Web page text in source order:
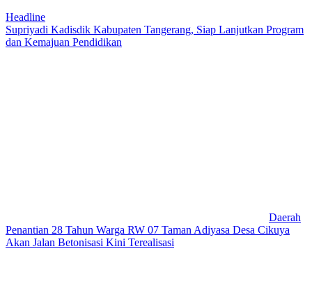
Headline
Supriyadi Kadisdik Kabupaten Tangerang, Siap Lanjutkan Program
dan Kemajuan Pendidikan
Daerah
Penantian 28 Tahun Warga RW 07 Taman Adiyasa Desa Cikuya
Akan Jalan Betonisasi Kini Terealisasi